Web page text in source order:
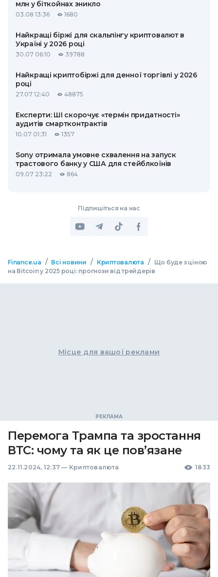
млн у біткойнах зникло
03.08 13:36 1680
Найкращі біржі для скальпінгу криптовалют в
Україні у 2026 році
30.07 06:10 39788
Найкращі криптобіржі для денної торгівлі у 2026
році
27.07 12:40 48875
Експерти: ШІ скорочує «термін придатності»
аудитів смартконтрактів
10.07 01:31 1357
Sony отримала умовне схвалення на запуск
трастового банку у США для стейблкоїнів
09.07 23:22 864
Підпишіться на нас
Finance.ua / Всі новини / Криптовалюта /
Що буде з ціною
на Вitcoin у 2025 році: прогнози від трейдерів
Місце для вашої реклами
Перемога Трампа та зростання
ВТС: чому та як це пов’язане
22.11.2024, 12:37 — Криптовалюта 1833